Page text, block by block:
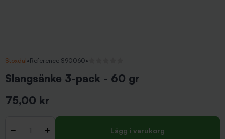
Stoxdal•Reference S90060•
Slangsänke 3-pack - 60 gr
75,00 kr
- + Lägg i varukorg